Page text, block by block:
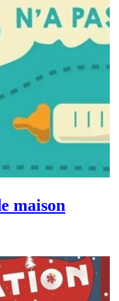
maison